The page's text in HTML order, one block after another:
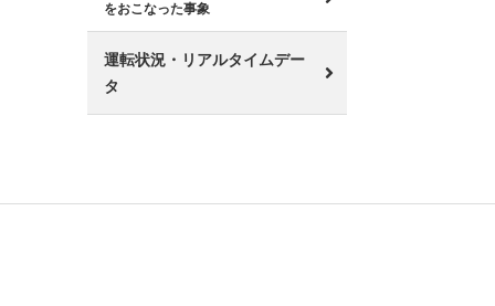
をおこなった事象
運転状況・リアルタイムデー
タ